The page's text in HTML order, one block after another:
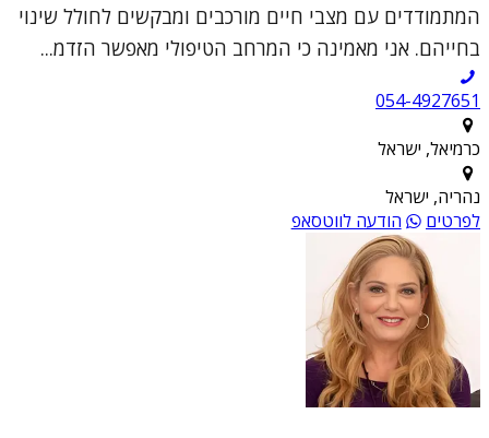
המתמודדים עם מצבי חיים מורכבים ומבקשים לחולל שינוי
בחייהם. אני מאמינה כי המרחב הטיפולי מאפשר הזדמ...
054-4927651
כרמיאל, ישראל
נהריה, ישראל
לפרטים
הודעה לווטסאפ